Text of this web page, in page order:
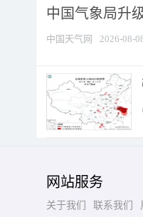
中国气象局升
中国天气网 2026-08-
网站服务
关于我们 联系我们